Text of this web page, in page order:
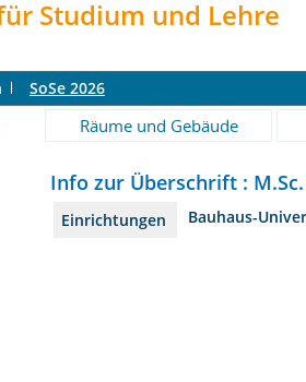
Studium und Lehre
SoSe 2026
Räume und Gebäude
Info zur Überschrift :
Einrichtungen Bauhaus-